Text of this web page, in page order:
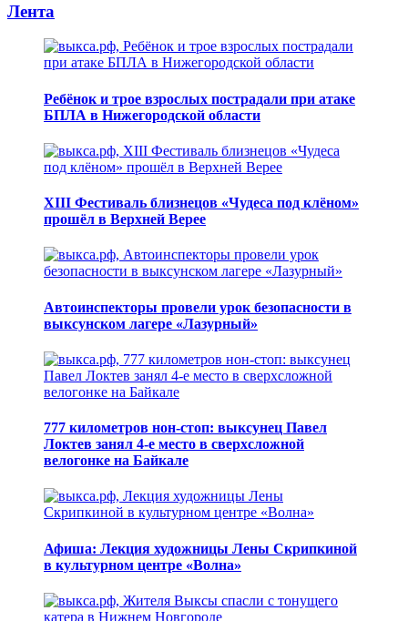
Лента
Ребёнок и трое взрослых пострадали при атаке
БПЛА в Нижегородской области
XIII Фестиваль близнецов «Чудеса под клёном»
прошёл в Верхней Верее
Автоинспекторы провели урок безопасности в
выксунском лагере «Лазурный»
777 километров нон-стоп: выксунец Павел
Локтев занял 4-е место в сверхсложной
велогонке на Байкале
Афиша: Лекция художницы Лены Скрипкиной
в культурном центре «Волна»